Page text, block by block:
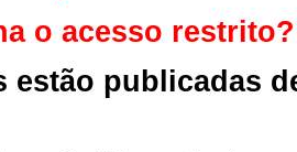
o acesso restrito?
estão publicadas